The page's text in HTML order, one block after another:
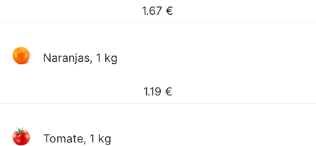
1.67 €
Naranjas, 1 kg
1.19 €
Tomate, 1 kg